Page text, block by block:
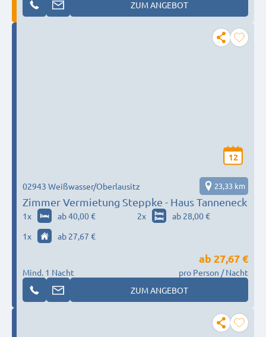
ZUM ANGEBOT
12
Zimmer Vermietung Steppke - Haus Tanneneck
02943 Weißwasser/Oberlausitz 23,33 km
1x ab 40,00 € 2x
ab 28,00 €
1x ab 27,67 €
Mind. 1 Nacht
ab 27,67 €
pro Person / Nacht
ZUM ANGEBOT